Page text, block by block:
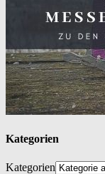
Kategorien
Kategorien